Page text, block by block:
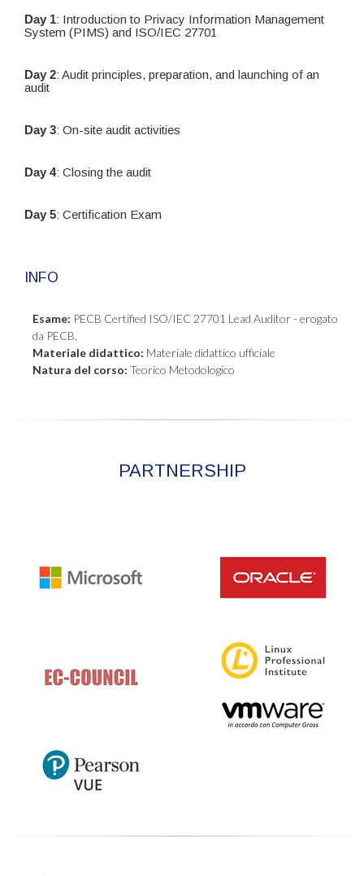
Day 1: Introduction to Privacy Information Management
System (PIMS) and ISO/IEC 27701
Day 2: Audit principles, preparation, and launching of an
audit
Day 3: On-site audit activities
Day 4: Closing the audit
Day 5: Certification Exam
INFO
Esame: PECB Certified ISO/IEC 27701 Lead Auditor - erogato
da PECB.
Materiale didattico: Materiale didattico ufficiale
Natura del corso: Teorico Metodologico
PARTNERSHIP